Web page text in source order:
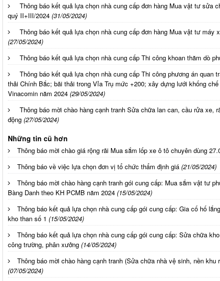
Thông báo kết quả lựa chọn nhà cung cấp đơn hàng Mua vật tư sửa
quý II+III/2024 (31/05/2024)
Thông báo kết quả lựa chọn nhà cung cấp đơn hàng Mua vật tư máy
(27/05/2024)
Thông báo kết quả lựa chọn nhà cung cấp Thi công khoan thăm dò
Thông báo kết quả lựa chọn nhà cung cấp Thi công phương án quan
thải Chính Bắc; bãi thải trong Vỉa Trụ mức +200; xây dựng lưới khống
Vinacomin năm 2024 (29/05/2024)
Thông báo mời chào hàng cạnh tranh Sửa chữa lan can, cầu rửa xe,
động (27/05/2024)
Những tin cũ hơn
Thông báo mời chào giá rộng rãi Mua sắm lốp xe ô tô chuyên dùng
Thông báo về việc lựa chọn đơn vị tổ chức thẩm định giá (21/05/2024)
Thông báo mời chào hàng cạnh tranh gói cung cấp: Mua sắm vật tư
Bàng Danh theo KH PCMB năm 2024 (15/05/2024)
Thông báo kết quả lựa chọn nhà cung cấp gói cung cấp: Gia cố hố
kho than số 1 (15/05/2024)
Thông báo kết quả lựa chọn nhà cung cấp gói cung cấp: Sửa chữa
công trường, phân xưởng (14/05/2024)
Thông báo mời chào hàng cạnh tranh (Sửa chữa nhà vệ sinh, nền
(07/05/2024)